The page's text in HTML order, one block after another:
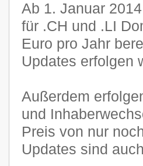
Ab 1. Januar
für .CH und .LI
Euro pro Jahr
Updates erfolgen
Außerdem
und
Preis von nur
Updates sind